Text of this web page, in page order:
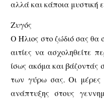
αλλά και κάποια μυστική
Ζυγός
Ο Ήλιος στο ζώδιό σας θα
αιτίες να ασχοληθείτε
ίσως ακόμα και βάζοντάς
των γύρω σας. Οι μέρες
ανάπτυξης στους